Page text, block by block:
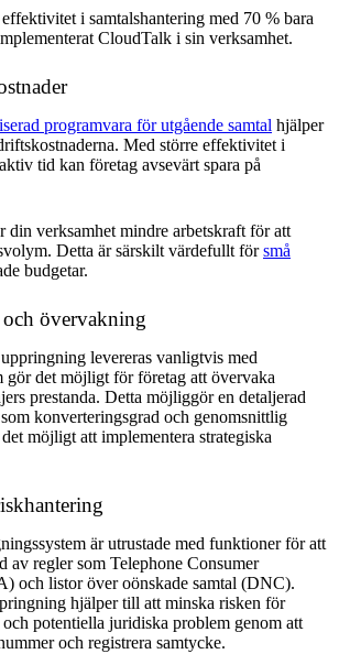
i samtalshantering med 70 % bara
CloudTalk i sin verksamhet.
programvara för utgående samtal hjälper
Med större effektivitet i
tid kan företag avsevärt spara på
din verksamhet mindre arbetskraft för att
Detta är särskilt värdefullt försmå
budgetar.
och övervakning
levereras vanligtvis med
gör det möjligt för företag att övervaka
prestanda. Detta möjliggör en detaljerad
konverteringsgrad och genomsnittlig
möjligt att implementera strategiska
är utrustade med funktioner för att
av regler som Telephone Consumer
och listor över oönskade samtal (DNC).
hjälper till att minska risken för
potentiella juridiska problem genom att
och registrera samtycke.